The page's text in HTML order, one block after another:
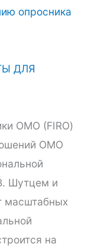
опросника
ДЛЯ
ОМО (FIRO)
ОМО
Шутцем и
масштабных
на